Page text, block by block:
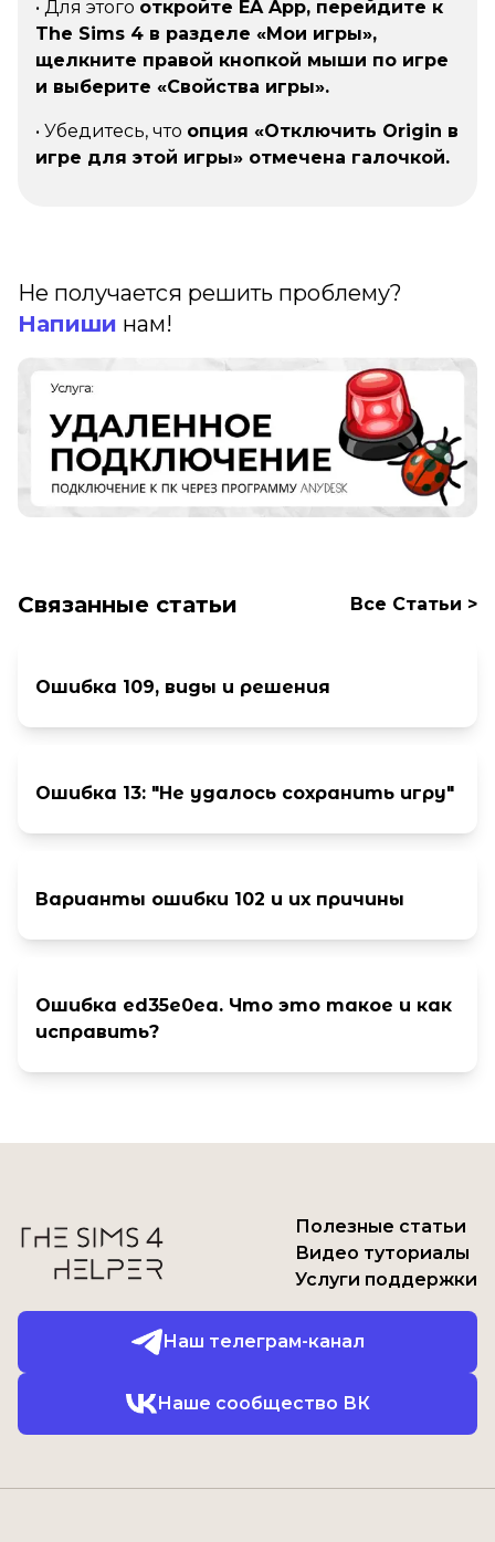
• Для этого откройте EA App, перейдите к
The Sims 4 в разделе «Мои игры»,
щелкните правой кнопкой мыши по игре
и выберите «Свойства игры».
• Убедитесь, что опция «Отключить Origin в
игре для этой игры» отмечена галочкой.
Не получается решить проблему?
Напиши нам!
Связанные статьи Все Cтатьи >
Ошибка 109, виды и решения
Ошибка 13: "Не удалось сохранить игру"
Варианты ошибки 102 и их причины
Ошибка ed35e0ea. Что это такое и как
исправить?
Полезные статьи
Видео туториалы
Услуги поддержки
Наш телеграм-канал
Наше сообщество ВК